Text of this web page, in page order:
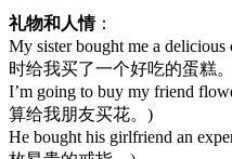
礼物和人情：
My sister bought me a
时给我买了一个好吃的蛋糕
I’m going to buy my friend
算给我朋友买花。)
He bought his girlfriend an